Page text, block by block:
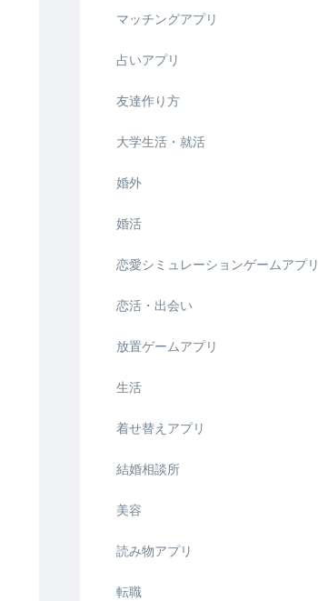
マッチングアプリ
占いアプリ
友達作り方
大学生活・就活
婚外
婚活
恋愛シミュレーションゲームアプリ
恋活・出会い
放置ゲームアプリ
生活
着せ替えアプリ
結婚相談所
美容
読み物アプリ
転職